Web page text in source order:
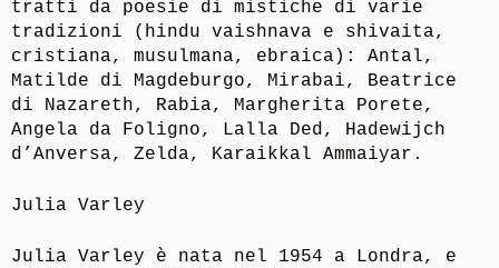
tratti da poesie di mistiche di varie
tradizioni (hindu vaishnava e shivaita,
cristiana, musulmana, ebraica): Antal,
Matilde di Magdeburgo, Mirabai, Beatrice
di Nazareth, Rabia, Margherita Porete,
Angela da Foligno, Lalla Ded, Hadewijch
d’Anversa, Zelda, Karaikkal Ammaiyar.
Julia Varley
Julia Varley è nata nel 1954 a Londra, e